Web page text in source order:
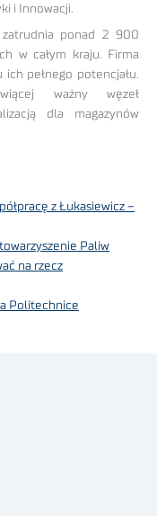
i Innowacji.
ponad 2 900
w całym kraju. Firma
pełnego potencjału.
ważny węzeł
dla magazynów
z Łukasiewicz –
Paliw
na rzecz
Politechnice